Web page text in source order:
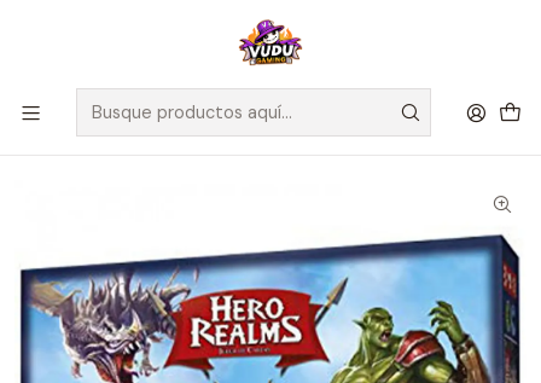
🚀 ¡Despachamos a todo Chile! Envío GRATIS a Regiones sobre
$100.000 y a RM sobre $35.000
Inicio Juegos de Mesa Editorial Devir
Hero Realms: Juego de Cartas - Español